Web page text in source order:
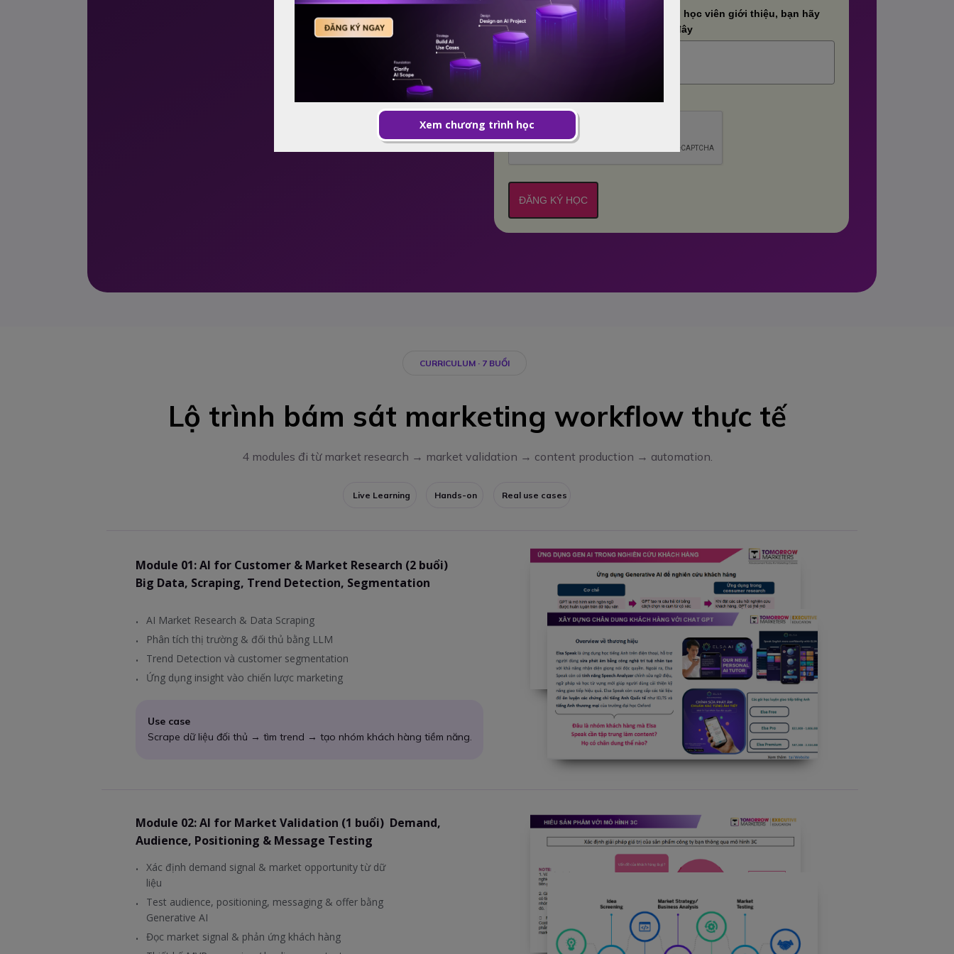
Nếu đăng ký nhóm/ hoặc được cựu học viên giới thiệu, bạn hãy
điền thông tin bạn của mình dưới đây
ĐĂNG KÝ HỌC
Module 01: AI for Customer & Market Research (2 buổi)
Big Data, Scraping, Trend Detection, Segmentation
Module 02: AI for Market Validation (1 buổi) Demand,
Audience, Positioning & Message Testing
CURRICULUM · 7 BUỔI
4 modules đi từ market research → market validation → content production → automation.
Live Learning Hands-on Real use cases
AI Market Research & Data Scraping
Phân tích thị trường & đối thủ bằng LLM
Trend Detection và customer segmentation
Ứng dụng insight vào chiến lược marketing
Use case
Scrape dữ liệu đối thủ → tìm trend → tạo nhóm khách hàng tiềm năng.
Xác định demand signal & market opportunity từ dữ
liệu
Test audience, positioning, messaging & offer bằng
Generative AI
Đọc market signal & phản ứng khách hàng
Lộ trình bám sát marketing workflow thực tế
Xem chương trình học